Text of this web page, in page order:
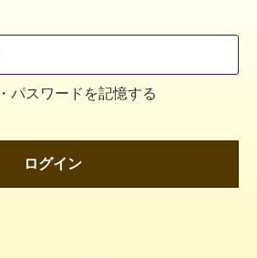
パスワードを記憶する
ログイン